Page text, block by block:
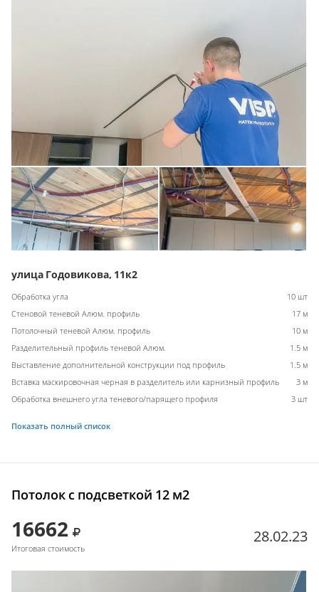
улица Годовикова, 11к2
Обработка угла
10 шт
Стеновой теневой Алюм. профиль
17 м
Потолочный теневой Алюм. профиль
10 м
Разделительный профиль теневой Алюм.
1.5 м
Выставление дополнительной конструкции под профиль
1.5 м
Вставка маскировочная черная в разделитель или карнизный профиль
3 м
Обработка внешнего угла теневого/парящего профиля
3 шт
Показать полный список
Потолок с подсветкой 12 м2
16662
Итоговая стоимость
28.02.23